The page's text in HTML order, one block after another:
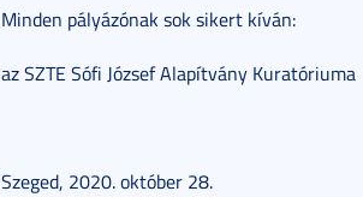
Minden pályázónak sok sikert kíván:
az SZTE Sófi József Alapítvány Kuratóriuma
Szeged, 2020. október 28.